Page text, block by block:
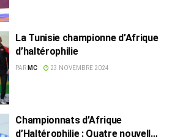
La Tunisie championne d’Afrique
d’haltérophilie
PAR MC 23 NOVEMBRE 2024
Championnats d’Afrique
d’Haltérophilie : Quatre nouvelles